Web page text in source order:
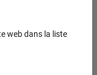
web dans la liste